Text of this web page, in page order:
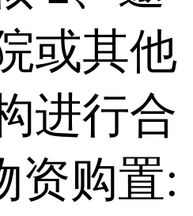
或其他
进行合
资购置: